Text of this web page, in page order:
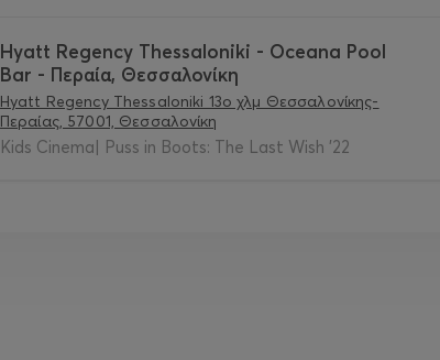
Hyatt Regency Thessaloniki - Oceana Pool
Bar - Περαία, Θεσσαλονίκη
Hyatt Regency Thessaloniki 13ο χλμ Θεσσαλονίκης-
Περαίας, 57001, Θεσσαλονίκη
Kids Cinema| Puss in Boots: The Last Wish '22